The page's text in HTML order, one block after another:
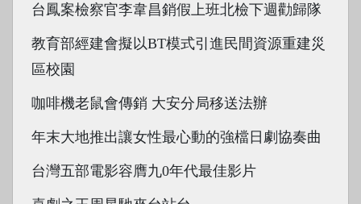
台鳳案檢察官李韋昌銷假上班北檢下週勸歸隊
教育部經建會擬以BT模式引進民間資源重建災
區校園
咖啡機老鼠會傳銷 大安分局移送法辦
年末大地推出讓女性最心動的強檔日劇協奏曲
台灣五部電影容膺九0年代最佳影片